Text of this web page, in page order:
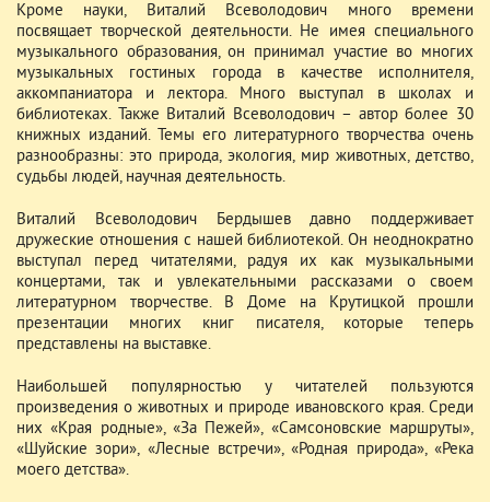
Кроме науки, Виталий Всеволодович много времени
посвящает творческой деятельности. Не имея специального
музыкального образования, он принимал участие во многих
музыкальных гостиных города в качестве исполнителя,
аккомпаниатора и лектора. Много выступал в школах и
библиотеках. Также Виталий Всеволодович – автор более 30
книжных изданий. Темы его литературного творчества очень
разнообразны: это природа, экология, мир животных, детство,
судьбы людей, научная деятельность.
Виталий Всеволодович Бердышев давно поддерживает
дружеские отношения с нашей библиотекой. Он неоднократно
выступал перед читателями, радуя их как музыкальными
концертами, так и увлекательными рассказами о своем
литературном творчестве. В Доме на Крутицкой прошли
презентации многих книг писателя, которые теперь
представлены на выставке.
Наибольшей популярностью у читателей пользуются
произведения о животных и природе ивановского края. Среди
них «Края родные», «За Пежей», «Самсоновские маршруты»,
«Шуйские зори», «Лесные встречи», «Родная природа», «Река
моего детства».